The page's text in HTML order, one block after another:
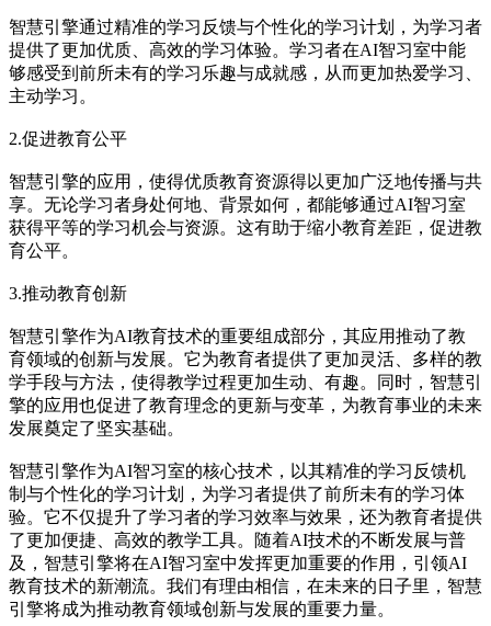
智慧引擎通过精准的学习反馈与个性化的学习计划，为学习者
提供了更加优质、高效的学习体验。学习者在AI智习室中能
够感受到前所未有的学习乐趣与成就感，从而更加热爱学习、
主动学习。
2.促进教育公平
智慧引擎的应用，使得优质教育资源得以更加广泛地传播与共
享。无论学习者身处何地、背景如何，都能够通过AI智习室
获得平等的学习机会与资源。这有助于缩小教育差距，促进教
育公平。
3.推动教育创新
智慧引擎作为AI教育技术的重要组成部分，其应用推动了教
育领域的创新与发展。它为教育者提供了更加灵活、多样的教
学手段与方法，使得教学过程更加生动、有趣。同时，智慧引
擎的应用也促进了教育理念的更新与变革，为教育事业的未来
发展奠定了坚实基础。
智慧引擎作为AI智习室的核心技术，以其精准的学习反馈机
制与个性化的学习计划，为学习者提供了前所未有的学习体
验。它不仅提升了学习者的学习效率与效果，还为教育者提供
了更加便捷、高效的教学工具。随着AI技术的不断发展与普
及，智慧引擎将在AI智习室中发挥更加重要的作用，引领AI
教育技术的新潮流。我们有理由相信，在未来的日子里，智慧
引擎将成为推动教育领域创新与发展的重要力量。